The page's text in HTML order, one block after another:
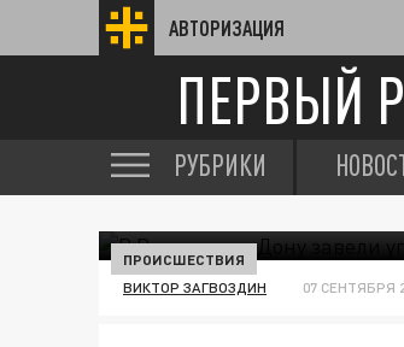
АВТОРИЗАЦИЯ
ПЕРВЫЙ
РУБРИКИ
ПРОИСШЕСТВИЯ
ВИКТОР ЗАГВОЗДИН 07 СЕНТЯБРЯ